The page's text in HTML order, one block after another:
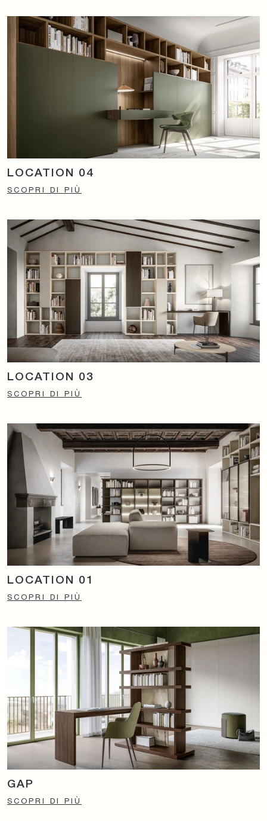
LOCATION 04
SCOPRI DI PIÙ
LOCATION 03
SCOPRI DI PIÙ
LOCATION 01
SCOPRI DI PIÙ
GAP
SCOPRI DI PIÙ